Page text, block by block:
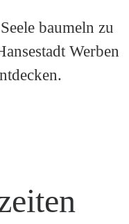
baumeln zu
Werben